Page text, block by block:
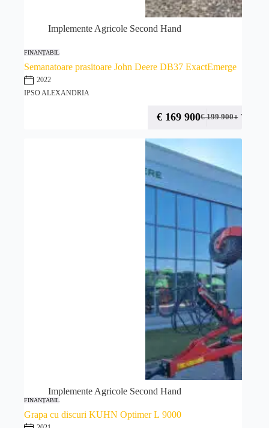
Implemente Agricole Second Hand
FINANȚABIL
Semanatoare prasitoare John Deere DB37 ExactEmerge
2022
IPSO ALEXANDRIA
€199 900
€ 169 900 + TVA
Implemente Agricole Second Hand
FINANȚABIL
Grapa cu discuri KUHN Optimer L 9000